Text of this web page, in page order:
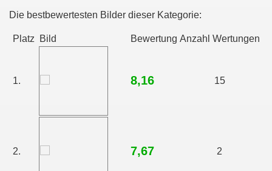
Die bestbewertesten Bilder dieser Kategorie:
Platz Bild Bewertung Anzahl Wertungen
1. 8,16 15
2. 7,67 2